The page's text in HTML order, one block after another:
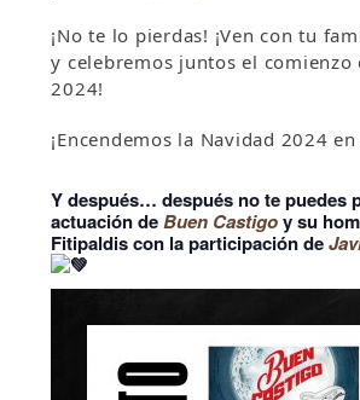
¡No te lo pierdas! ¡Ven con tu
y celebremos juntos el comienzo
2024!
¡Encendemos la Navidad 2024
Y después… después no te puedes
actuación deBuen Castigoy su
Fitipaldis con la participación de